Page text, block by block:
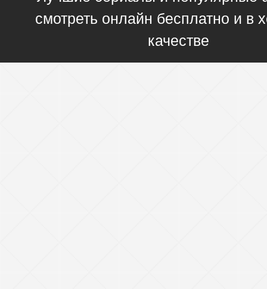
смотреть онлайн бесплатно и в
качестве